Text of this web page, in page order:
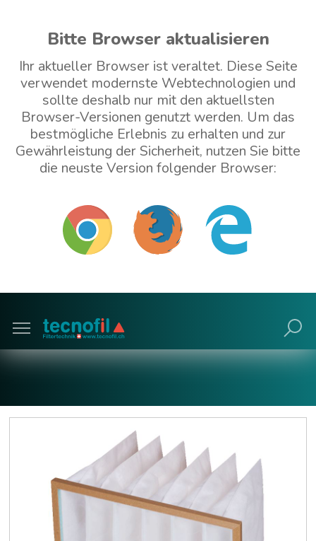
Bitte Browser aktualisieren
Ihr aktueller Browser ist veraltet. Diese Seite
verwendet modernste Webtechnologien und
sollte deshalb nur mit den aktuellsten
Browser-Versionen genutzt werden. Um das
bestmögliche Erlebnis zu erhalten und zur
Gewährleistung der Sicherheit, nutzen Sie bitte
die neuste Version folgender Browser:
Mit veraltetem Browser weitermachen (nicht